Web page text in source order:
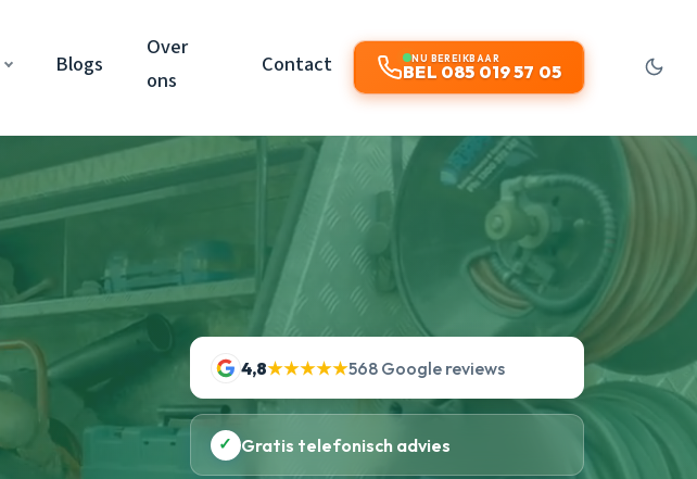
Blogs
Over
ons
Contact NU BEREIKBAAR
BEL 085 019 57 05
4,8★★★★★568 Google reviews
✓ Gratis telefonisch advies